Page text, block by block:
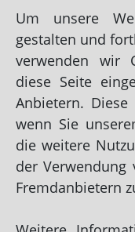
Frisöre
Links zu Dies und
Friseursalon
Haarstudio Nieder
Insel-Coiffeurin
Salon Klartext
Um unsere
gestalten und
verwenden wir
diese Seite
Anbietern.
wenn Sie
die weitere
der Verwendung
Fremdanbietern